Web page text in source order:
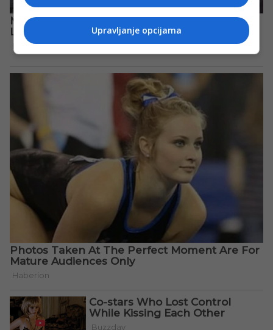
Upravljanje opcijama